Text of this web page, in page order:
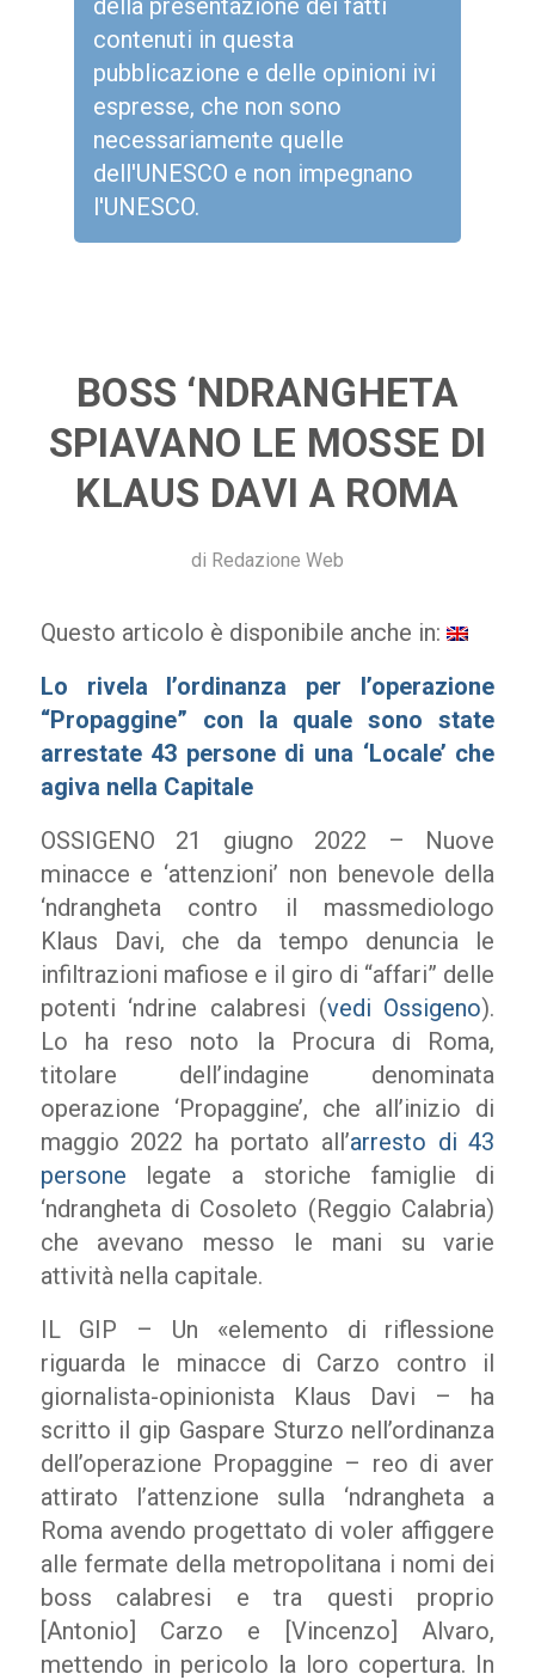
della presentazione dei fatti
contenuti in questa
pubblicazione e delle opinioni ivi
espresse, che non sono
necessariamente quelle
dell'UNESCO e non impegnano
l'UNESCO.
BOSS ‘NDRANGHETA
SPIAVANO LE MOSSE DI
KLAUS DAVI A ROMA
di Redazione Web
Questo articolo è disponibile anche in:
Lo rivela l’ordinanza per l’operazione
“Propaggine” con la quale sono state
arrestate 43 persone di una ‘Locale’ che
agiva nella Capitale
OSSIGENO 21 giugno 2022 – Nuove
minacce e ‘attenzioni’ non benevole della
‘ndrangheta contro il massmediologo
Klaus Davi, che da tempo denuncia le
infiltrazioni mafiose e il giro di “affari” delle
potenti ‘ndrine calabresi (vedi Ossigeno).
Lo ha reso noto la Procura di Roma,
titolare dell’indagine denominata
operazione ‘Propaggine’, che all’inizio di
maggio 2022 ha portato all’arresto di 43
persone legate a storiche famiglie di
‘ndrangheta di Cosoleto (Reggio Calabria)
che avevano messo le mani su varie
attività nella capitale.
IL GIP – Un «elemento di riflessione
riguarda le minacce di Carzo contro il
giornalista-opinionista Klaus Davi – ha
scritto il gip Gaspare Sturzo nell’ordinanza
dell’operazione Propaggine – reo di aver
attirato l’attenzione sulla ‘ndrangheta a
Roma avendo progettato di voler affiggere
alle fermate della metropolitana i nomi dei
boss calabresi e tra questi proprio
[Antonio] Carzo e [Vincenzo] Alvaro,
mettendo in pericolo la loro copertura. In